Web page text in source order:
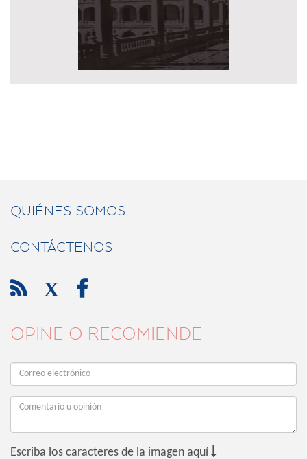
QUIÉNES SOMOS
CONTÁCTENOS
 X 
OPINE O RECOMIENDE
Escriba los caracteres de la imagen aquí 